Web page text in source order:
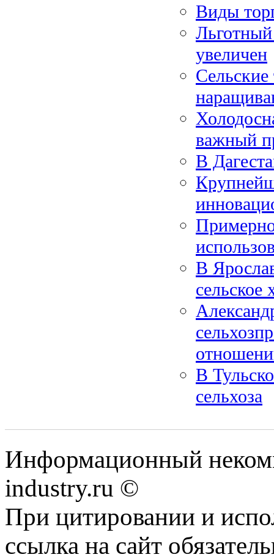
Виды
Льготный
увеличен
важный
В
Примерно
В
сельское
В
сельхоза
Информационный
industry.ru ©
При цитировании и
ссылка на сайт